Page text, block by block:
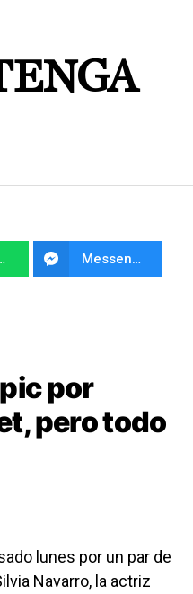
Messenger
por
pero todo
lunes por un par de
Navarro, la actriz